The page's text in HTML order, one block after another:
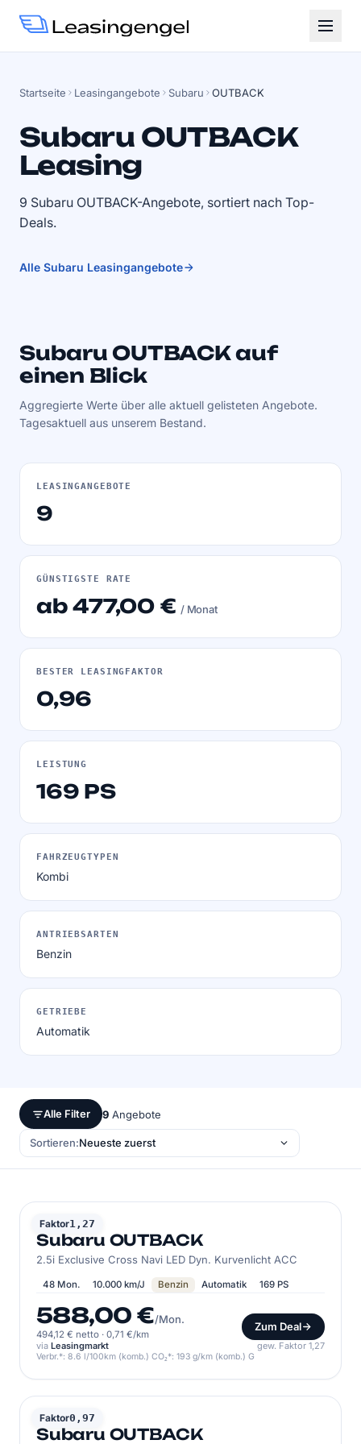
Startseite Leasingangebote Subaru OUTBACK
Subaru OUTBACK
Leasing
9 Subaru OUTBACK-Angebote, sortiert nach Top-
Deals.
Alle Subaru Leasingangebote
Subaru OUTBACK auf
einen Blick
Aggregierte Werte über alle aktuell gelisteten Angebote.
Tagesaktuell aus unserem Bestand.
LEASINGANGEBOTE
9
GÜNSTIGSTE RATE
ab 477,00 €/ Monat
BESTER LEASINGFAKTOR
0,96
LEISTUNG
169 PS
FAHRZEUGTYPEN
Kombi
ANTRIEBSARTEN
Benzin
GETRIEBE
Automatik
Alle Filter 9 Angebote
Sortieren:
Faktor1,27
SUBARU
Subaru OUTBACK
2.5i Exclusive Cross Navi LED Dyn. Kurvenlicht ACC
48 Mon. 10.000 km/J Benzin Automatik 169 PS
588,00 €/Mon.
494,12 € netto · 0,71 €/km
Zum Deal
via Leasingmarkt gew. Faktor 1,27
Verbr.*: 8.6 l/100km (komb.) CO₂*: 193 g/km (komb.) G
Faktor0,97
SUBARU
Subaru OUTBACK